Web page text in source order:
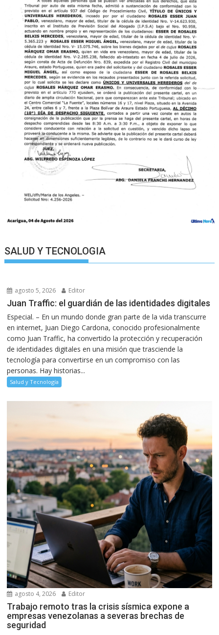
SALUD Y TECNOLOGIA
agosto 5, 2026 Editor
Juan Traffic: el guardián de las identidades digitales
Especial. – En un mundo donde gran parte de la vida transcurre
en internet, Juan Diego Cardona, conocido profesionalmente
como Juan Traffic, ha convertido la protección y recuperación
de identidades digitales en una misión que trasciende la
tecnología para convertirse en un compromiso con las
personas. Hay historias...
Salud y Tecnología
agosto 4, 2026 Editor
Trabajo remoto tras la crisis sísmica expone a
empresas venezolanas a severas brechas de
seguridad